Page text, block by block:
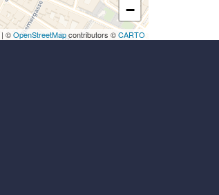
−
| ©OpenStreetMapcontributors ©CARTO